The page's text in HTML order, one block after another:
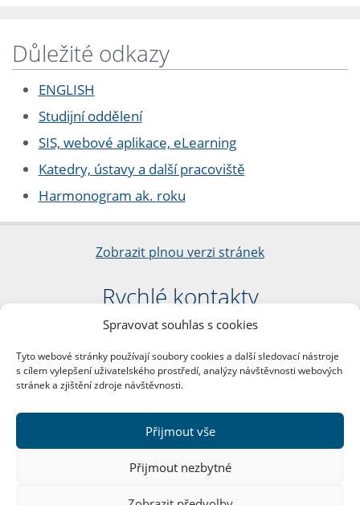
Spravovat souhlas s cookies
Tyto webové stránky používají soubory cookies a další sledovací nástroje
s cílem vylepšení uživatelského prostředí, analýzy návštěvnosti webových
stránek a zjištění zdroje návštěvnosti.
Přijmout vše
Přijmout nezbytné
Důležité odkazy
ENGLISH
Studijní oddělení
SIS, webové aplikace, eLearning
Katedry, ústavy a další pracoviště
Harmonogram ak. roku
Zobrazit plnou verzi stránek
Rychlé kontakty
Filozofická fakulta
nám. Jana Palacha 1/2
116 38 Praha 1
DIČ: CZ00216208
Další kontakty